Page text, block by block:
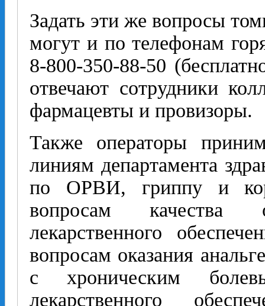
Задать эти же вопросы
могут и по телефонам
8-800-350-88-50
отвечают сотрудники
фармацевты и провизоры.
Также операторы
линиям департамента
по ОРВИ, гриппу и
вопросам
лекарственного
вопросам оказания
с хроническим
лекарственного